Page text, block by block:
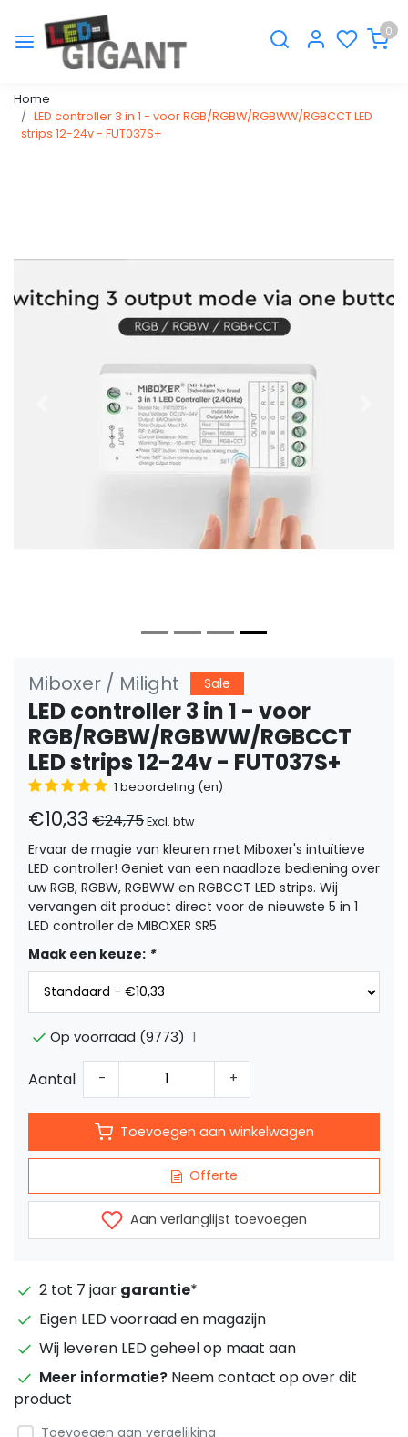
0
Home
LED controller 3 in 1 - voor RGB/RGBW/RGBWW/RGBCCT LED
strips 12-24v - FUT037S+
Miboxer / Milight Sale
LED controller 3 in 1 - voor
RGB/RGBW/RGBWW/RGBCCT
LED strips 12-24v - FUT037S+
1 beoordeling (en)
€10,33 €24,75Excl. btw
Ervaar de magie van kleuren met Miboxer's intuïtieve
LED controller! Geniet van een naadloze bediening over
uw RGB, RGBW, RGBWW en RGBCCT LED strips. Wij
vervangen dit product direct voor de nieuwste 5 in 1
LED controller de MIBOXER SR5
Maak een keuze: *
Op voorraad (9773) 1
Aantal - +
Toevoegen aan winkelwagen
Offerte
Aan verlanglijst toevoegen
2 tot 7 jaar garantie*
Eigen LED voorraad en magazijn
Wij leveren LED geheel op maat aan
Meer informatie? Neem contact op over dit
product
Toevoegen aan vergelijking